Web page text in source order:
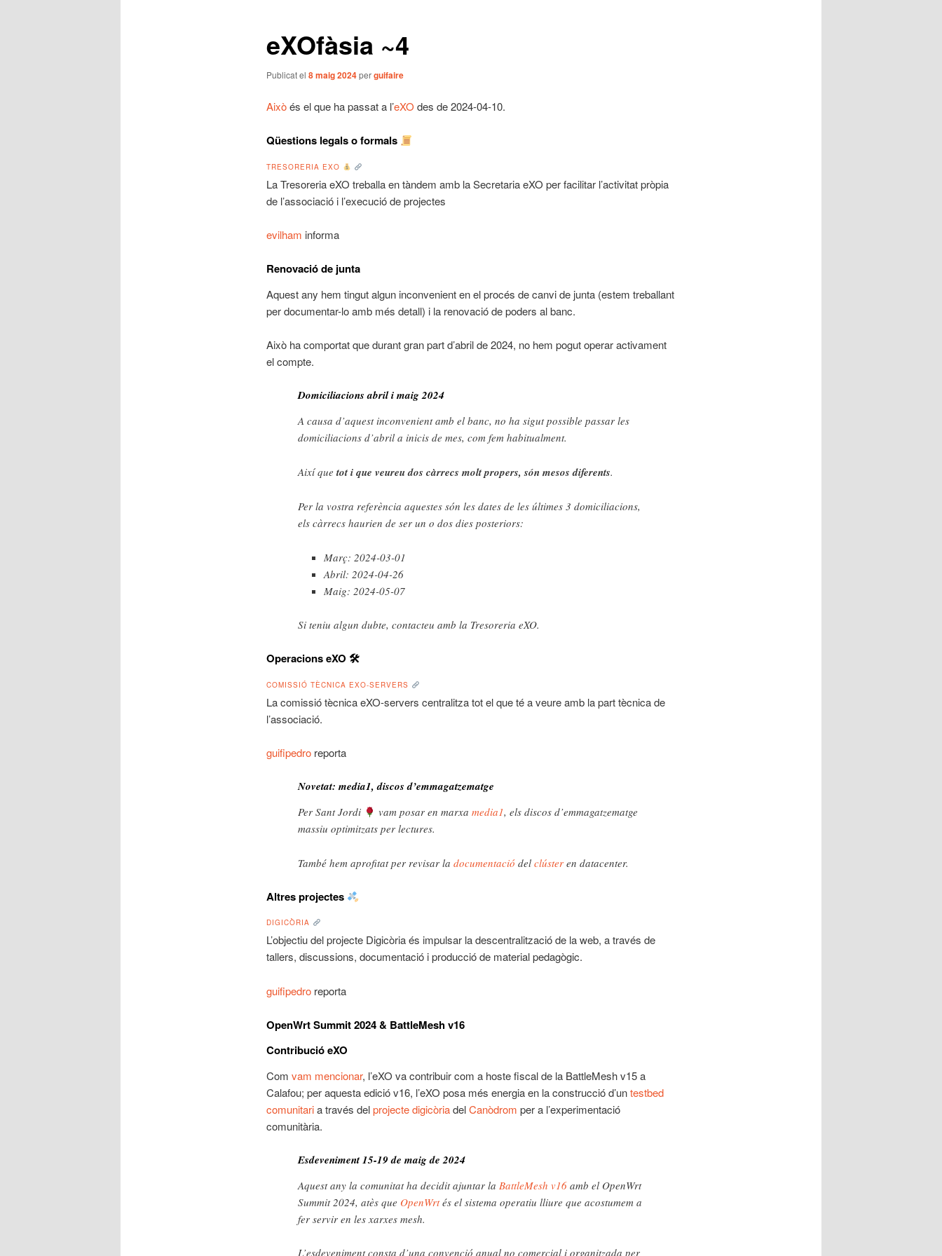
eXOfàsia ~4
Publicat el 8 maig 2024perguifaire
Aixòés el que ha passat a l’eXO des de 2024-04-10.
Qüestions legals o formals
TRESORERIA EXO
La Tresoreria eXO treballa en tàndem amb la Secretaria eXO per facilitar l’activitat pròpia
de l’associació i l’execució de projectes
evilham informa
Renovació de junta
Aquest any hem tingut algun inconvenient en el procés de canvi de junta (estem treballant
per documentar-lo amb més detall) i la renovació de poders al banc.
Això ha comportat que durant gran part d’abril de 2024, no hem pogut operar activament
el compte.
Domiciliacions abril i maig 2024
A causa d’aquest inconvenient amb el banc, no ha sigut possible passar les
domiciliacions d’abril a inicis de mes, com fem habitualment.
Així que tot i que veureu dos càrrecs molt propers, són mesos diferents.
Per la vostra referència aquestes són les dates de les últimes 3 domiciliacions,
els càrrecs haurien de ser un o dos dies posteriors:
Març: 2024-03-01
Abril: 2024-04-26
Maig: 2024-05-07
Si teniu algun dubte, contacteu amb la Tresoreria eXO.
Operacions eXO 🛠
COMISSIÓ TÈCNICA EXO-SERVERS
La comissió tècnica eXO-servers centralitza tot el que té a veure amb la part tècnica de
l’associació.
guifipedroreporta
Novetat: media1, discos d’emmagatzematge
Per Sant Jordi vam posar en marxa media1, els discos d’emmagatzematge
massiu optimitzats per lectures.
També hem aprofitat per revisar la documentació del clústeren datacenter.
Altres projectes
DIGICÒRIA
L’objectiu del projecte Digicòria és impulsar la descentralització de la web, a través de
tallers, discussions, documentació i producció de material pedagògic.
guifipedroreporta
OpenWrt Summit 2024 & BattleMesh v16
Contribució eXO
Com vam mencionar, l’eXO va contribuir com a hoste fiscal de la BattleMesh v15 a
Calafou; per aquesta edició v16, l’eXO posa més energia en la construcció d’untestbed
comunitaria través delprojecte digicòriadelCanòdrom per a l’experimentació
comunitària.
Esdeveniment 15-19 de maig de 2024
Aquest any la comunitat ha decidit ajuntar la BattleMesh v16amb el OpenWrt
Summit 2024, atès que OpenWrtés el sistema operatiu lliure que acostumem a
fer servir en les xarxes mesh.
L’esdeveniment consta d’una convenció anual no comercial i organitzada per